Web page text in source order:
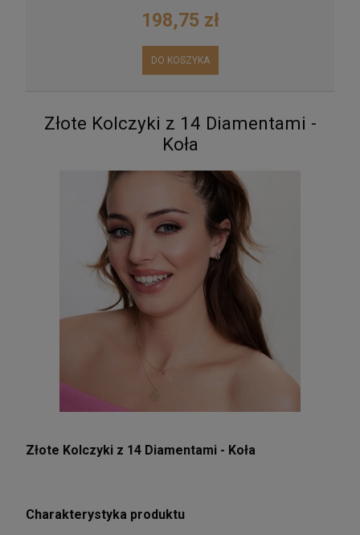
198,75 zł
DO KOSZYKA
Złote Kolczyki z 14 Diamentami -
Koła
Złote Kolczyki z 14 Diamentami - Koła
Charakterystyka produktu